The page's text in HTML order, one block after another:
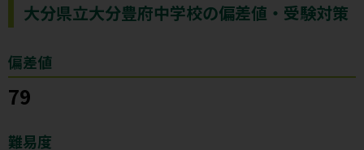
大分県立大分豊府中学校の偏差値・受験対策
偏差値
79
難易度